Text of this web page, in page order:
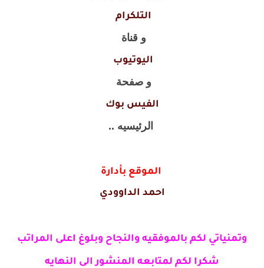
التلكرام
و قناة
اليوتيوب
و صفحة
الفيس بوك
الرئيسيه ..
الموقع بأدارة
احمد الداوودي
وتمنياتي لكم بالموفقيه والنجاح وبلوغ اعلى المراتب
شكرا لكم لمتابعه المنشور الى النهايه